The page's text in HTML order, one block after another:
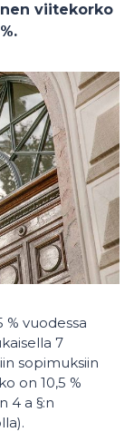
viitekorko
% vuodessa
7
sopimuksiin
on 10,5 %
4 a §:n